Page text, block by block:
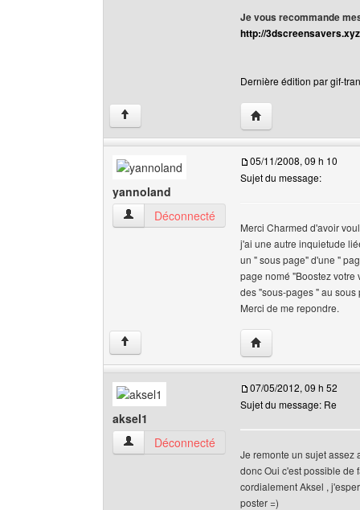
Je vous recommande
http://3dscreensavers.xyz
Dernière édition par gif-
↑ Visiter le site web
yannoland
yannoland Voir le profil de l'utilisateur
Déconnecté
05/11/2008, 09 h 10
Sujet du message:
Merci Charmed d'avoir
j'ai une autre inquietude
un " sous page" d'une "
page nomé "Boostez
des "sous-pages " au
Merci de me repondre.
↑ Visiter le site web
aksel1
aksel1 Voir le profil de l'utilisateur
Déconnecté
07/05/2012, 09 h 52
Sujet du message: Re
Je remonte un sujet
donc Oui c'est possible de
cordialement Aksel ,
poster =)